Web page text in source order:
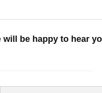
will be happy to hear